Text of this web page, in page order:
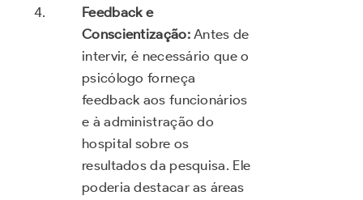
Feedback e
Conscientização:Antes de
intervir, é necessário que o
psicólogo forneça
feedback aos funcionários
e à administração do
hospital sobre os
resultados da pesquisa. Ele
poderia destacar as áreas